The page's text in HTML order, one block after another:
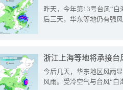
昨天，今年第13号台风“
后三天，华东等地仍有强
浙江上海等地将承接台
今后几天，华东地区风雨
风雨。受冷空气与台风“白